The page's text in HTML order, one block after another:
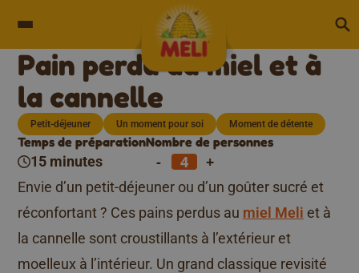
Pain perdu au miel et à
la cannelle
Petit-déjeuner Un moment pour soi Moment de détente
Temps de préparation
15 minutes
Nombre de personnes
- +
Envie d’un petit-déjeuner ou d’un goûter sucré et
réconfortant ? Ces pains perdus au miel Meli et à
la cannelle sont croustillants à l’extérieur et
moelleux à l’intérieur. Un grand classique revisité